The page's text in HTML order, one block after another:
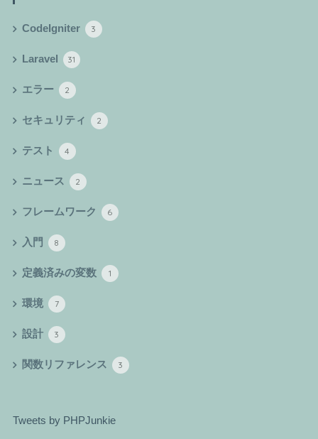
CodeIgniter 3
Laravel 31
エラー 2
セキュリティ 2
テスト 4
ニュース 2
フレームワーク 6
入門 8
定義済みの変数 1
環境 7
設計 3
関数リファレンス 3
Tweets by PHPJunkie